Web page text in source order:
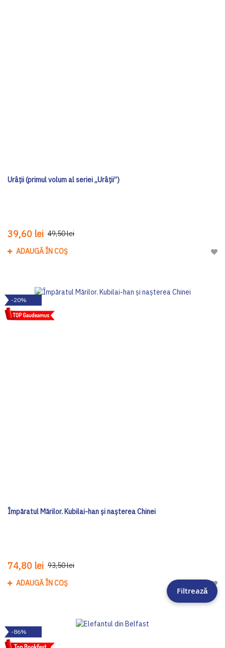
Urâții (primul volum al seriei „Urâții”)
39,60 lei 49,50 lei
ADAUGĂ ÎN COȘ
-20%
Împăratul Mărilor. Kubilai-han și nașterea Chinei
74,80 lei 93,50 lei
ADAUGĂ ÎN COȘ
-86%
Filtrează